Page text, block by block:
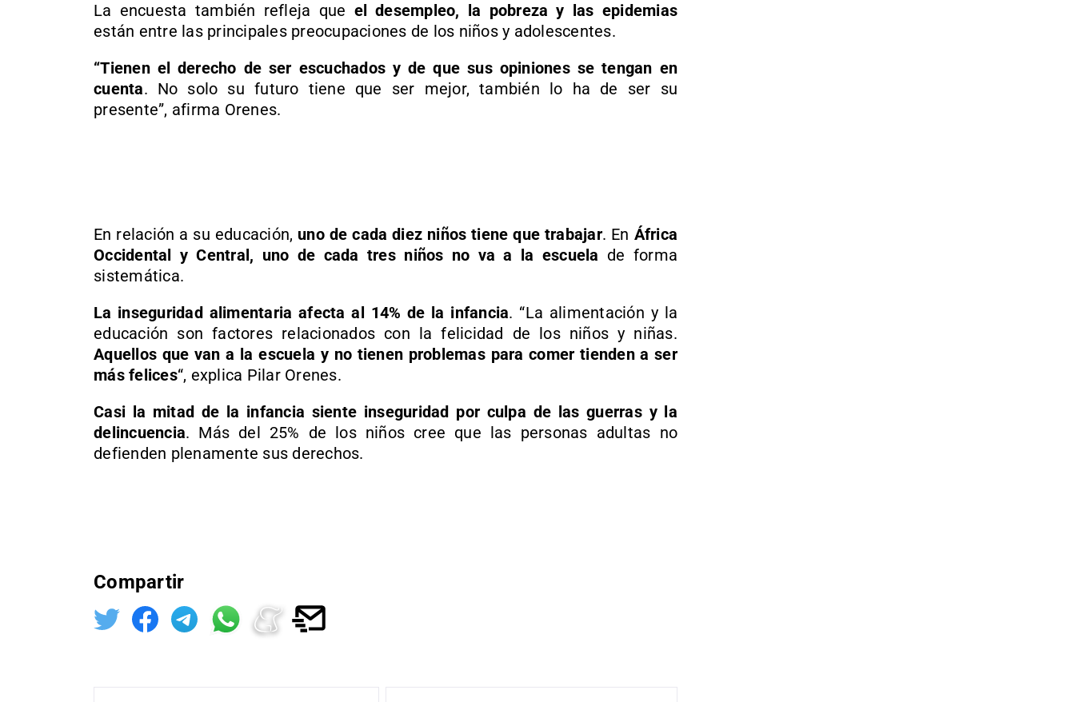
La encuesta también refleja que el desempleo, la pobreza y las epidemias
están entre las principales preocupaciones de los niños y adolescentes.
“Tienen el derecho de ser escuchados y de que sus opiniones se tengan en
cuenta. No solo su futuro tiene que ser mejor, también lo ha de ser su
presente”, afirma Orenes.
En relación a su educación, uno de cada diez niños tiene que trabajar. En África
Occidental y Central, uno de cada tres niños no va a la escuela de forma
sistemática.
La inseguridad alimentaria afecta al 14% de la infancia. “La alimentación y la
educación son factores relacionados con la felicidad de los niños y niñas.
Aquellos que van a la escuela y no tienen problemas para comer tienden a ser
más felices“, explica Pilar Orenes.
Casi la mitad de la infancia siente inseguridad por culpa de las guerras y la
delincuencia. Más del 25% de los niños cree que las personas adultas no
defienden plenamente sus derechos.
Compartir